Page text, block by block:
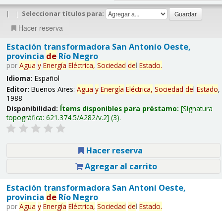
| | Seleccionar títulos para:
Hacer reserva
Estación transformadora San Antonio Oeste,
provincia deRío Negro
por Agua y Energía Eléctrica, Sociedad del Estado.
Idioma: Español
Editor: Buenos Aires: Agua y Energía Eléctrica, Sociedad del Estado,
1988
Disponibilidad: Ítems disponibles para préstamo: Signatura
topográfica: 621.374.5/A282/v.2 (3).
Hacer reserva
Agregar al carrito
Estación transformadora San Antoni Oeste,
provincia deRío Negro
por Agua y Energía Eléctrica, Sociedad del Estado.